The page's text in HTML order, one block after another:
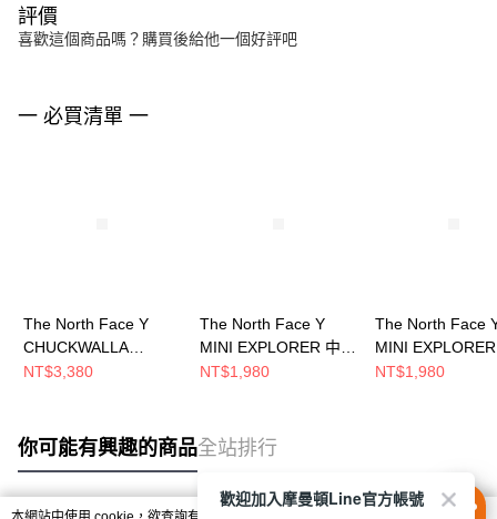
評價
喜歡這個商品嗎？購買後給他一個好評吧
一 必買清單 一
The North Face Y
CHUCKWALLA
DAYPACK 中大童 後背
NT$3,380
The North Face Y
MINI EXPLORER 中大
童 後背包
NT$1,980
The North Face
MINI
童 後背包
NT$1,980
你可能有興趣的商品全站排行
歡迎加入摩曼頓Line官方帳號